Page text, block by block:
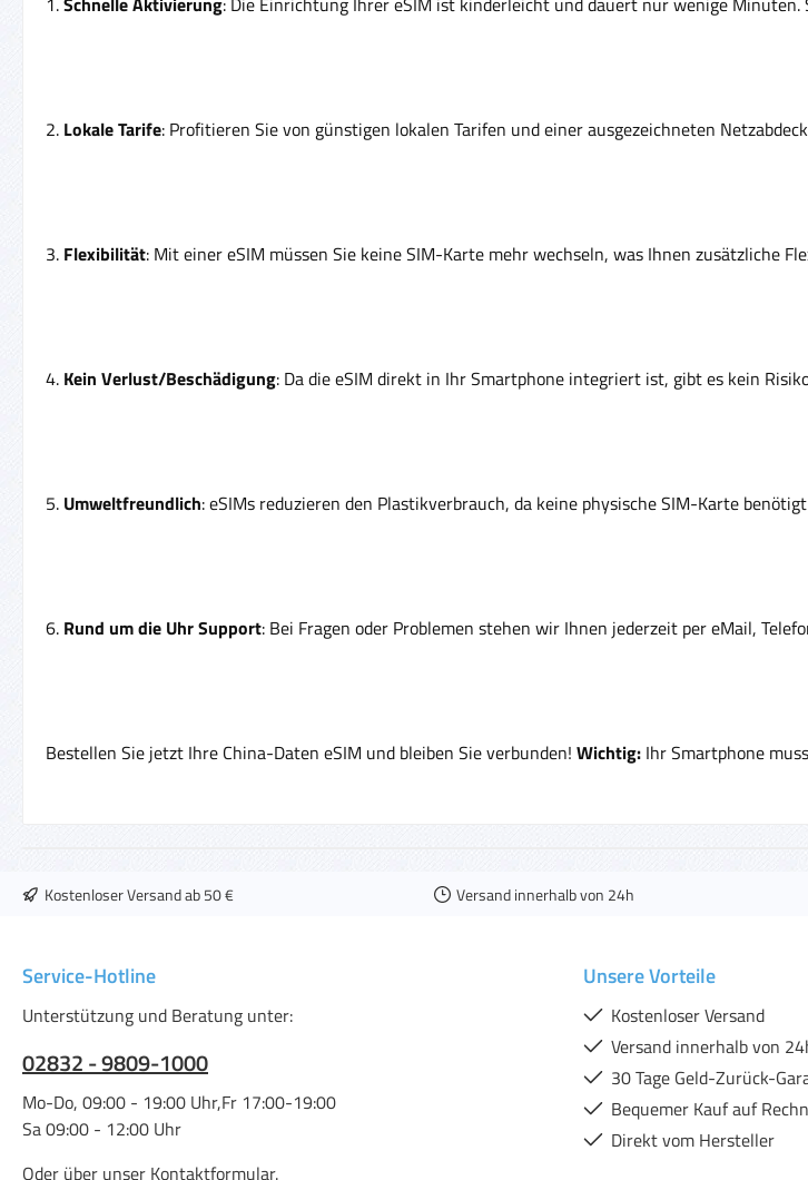
2. Lokale Tarife: Profitieren Sie von günstigen lokalen Tarifen und einer ausgezeichneten
3. Flexibilität: Mit einer eSIM müssen Sie keine SIM-Karte mehr wechseln, was Ihnen zusätzliche
4. Kein Verlust/Beschädigung: Da die eSIM direkt in Ihr Smartphone integriert ist, gibt es kein
5. Umweltfreundlich: eSIMs reduzieren den Plastikverbrauch, da keine physische SIM-Karte
6. Rund um die Uhr Support: Bei Fragen oder Problemen stehen wir Ihnen jederzeit per eMail,
Bestellen Sie jetzt Ihre China-Daten eSIM und bleiben Sie verbunden! Wichtig: Ihr Smartphone
Kostenloser Versand ab 50 € Versand innerhalb von 24h
Service-Hotline
Unterstützung und Beratung unter:
02832 - 9809-1000
Mo-Do, 09:00 - 19:00 Uhr,Fr 17:00-19:00
Sa 09:00 - 12:00 Uhr
Oder über unser Kontaktformular.
Unsere Vorteile
Kostenloser Versand
Versand innerhalb von
30 Tage Geld-Zurück-
Bequemer Kauf auf
Direkt vom Hersteller